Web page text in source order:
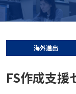
海外進出
FS作成支援